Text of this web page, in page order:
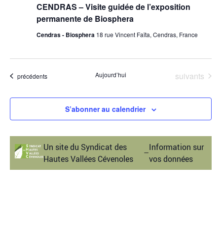
CENDRAS – Visite guidée de l’exposition
permanente de Biosphera
Cendras - Biosphera 18 rue Vincent Faïta, Cendras, France
Évènements
précédents Aujourd’hui Évènements
suivants
S’abonner au calendrier
Un site du Syndicat des
Hautes Vallées Cévenoles
–
Information sur
vos données